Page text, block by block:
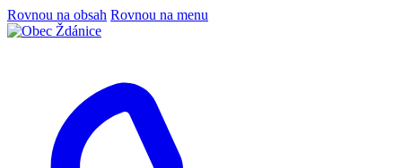
Rovnou na obsah Rovnou na menu